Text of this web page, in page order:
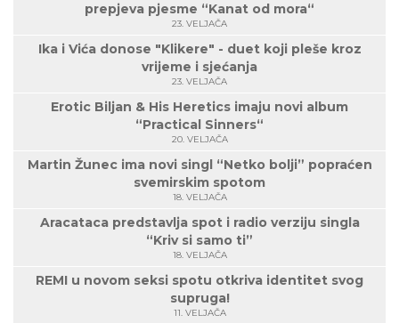
prepjeva pjesme “Kanat od mora“
23. VELJAČA
Ika i Vića donose "Klikere" - duet koji pleše kroz
vrijeme i sjećanja
23. VELJAČA
Erotic Biljan & His Heretics imaju novi album
“Practical Sinners“
20. VELJAČA
Martin Žunec ima novi singl “Netko bolji” popraćen
svemirskim spotom
18. VELJAČA
Aracataca predstavlja spot i radio verziju singla
“Kriv si samo ti”
18. VELJAČA
REMI u novom seksi spotu otkriva identitet svog
supruga!
11. VELJAČA